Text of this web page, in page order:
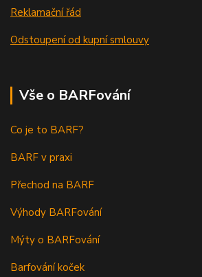
Reklamační řád
Odstoupení od kupní smlouvy
Vše o BARFování
Co je to BARF?
BARF v praxi
Přechod na BARF
Výhody BARFování
Mýty o BARFování
Barfování koček